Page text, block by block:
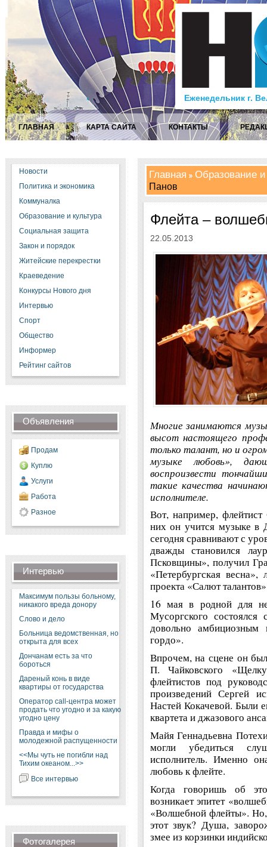
Еженедельник г.
ГЛАВНАЯ КАРТА САЙТА КОНТАКТЫ
Новости
Политика и экономика
Коммуналка
Образование и культура
Социальная защита
Закон и порядок
Житейские перекрестки
Краеведение
Конкурсы Нового дня
Интервью
Спорт
Общество
Информер
Рейтинг сайтов
Объявления
Продам
Куплю
Услуги
Работа
Разное
Интервью
Максимум пользы больному,
никакого вреда донору
Слово и дело
Больница ведомственная, но
открыта для всех
Дончанам есть за что
бороться
Дареный конь в виде
квартиры от государства
Оператор call-центра может
продать что угодно и за какую
угодно цену
Правда и мифы о
молодежной распущенности
<<Мы чуть не погибли над
Тихим океаном...>>
Все интервью
Фотогалерея
Главная Образование и
Панов
Флейта –
22.05.2013
Многие занимаются
высот настоящего
только талант, но и
музыке любовь»,
воспроизвести
такие качества
исполнителе.
Вот, например,
них он учится музыке
сегодня сравнивают с
дважды становился
Псковщины», получил
«Петербургская
проекта «Салют
16 мая в родной для
Мусоргского
довольно амбициозным
гордо».
Впрочем, на сцене он
П. Чайковского
флейтистов под
произведений Сергей
Настей Кокачевой. Были
квартета и джазового
Майя Геннадьевна
могли убедиться
исполнитель. Именно
любовь к флейте.
Когда говоришь об
возникает эпитет
«Волшебной флейты».
этот звук? Душа,
змее из корзинки